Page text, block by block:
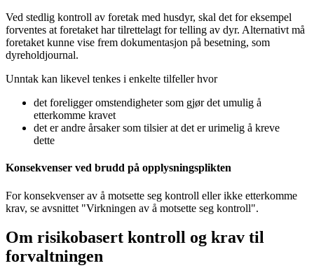
Ved stedlig kontroll av foretak med husdyr, skal det for eksempel
forventes at foretaket har tilrettelagt for telling av dyr. Alternativt må
foretaket kunne vise frem dokumentasjon på besetning, som
dyreholdjournal.
Unntak kan likevel tenkes i enkelte tilfeller hvor
det foreligger omstendigheter som gjør det umulig å
etterkomme kravet
det er andre årsaker som tilsier at det er urimelig å kreve
dette
Konsekvenser ved brudd på opplysningsplikten
For konsekvenser av å motsette seg kontroll eller ikke etterkomme
krav, se avsnittet "Virkningen av å motsette seg kontroll".
Om risikobasert kontroll og krav til
forvaltningen